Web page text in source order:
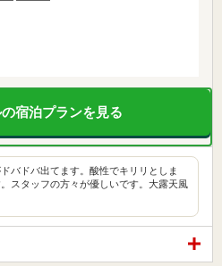
宿泊プランを見る
バドバ出てます。酸性でキリリとしま
スタッフの方々が優しいです。大露天風